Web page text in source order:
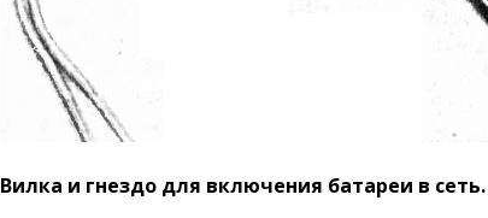
Вилка и гнездо для включения батареи в сеть.